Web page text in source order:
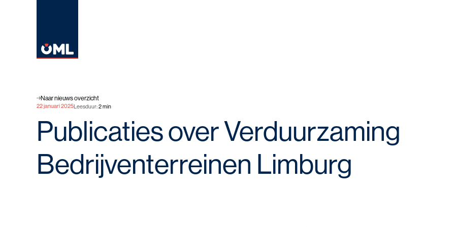
Naar nieuws overzicht
22 januari 2025Leesduur:2min
Publicaties over Verduurzaming
Bedrijventerreinen Limburg